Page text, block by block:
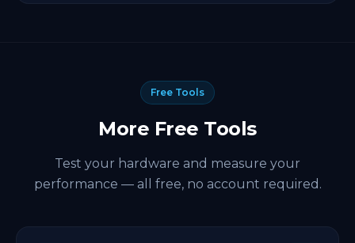
Free Tools
More Free Tools
Test your hardware and measure your
performance — all free, no account required.